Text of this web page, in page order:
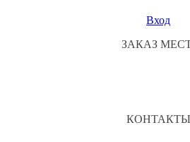
Вход
ЗАКАЗ
КОНТАКТЫ